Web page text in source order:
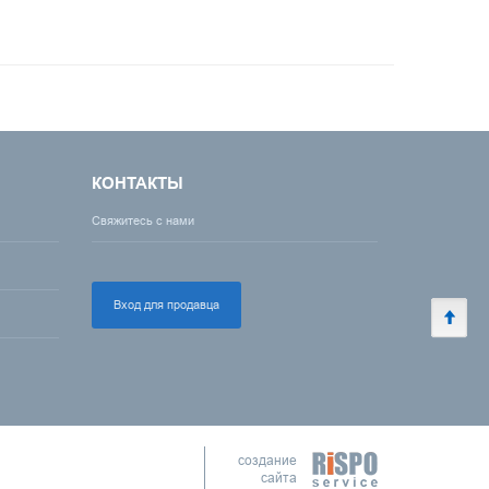
КОНТАКТЫ
Свяжитесь с нами
Вход для продавца
создание
сайта